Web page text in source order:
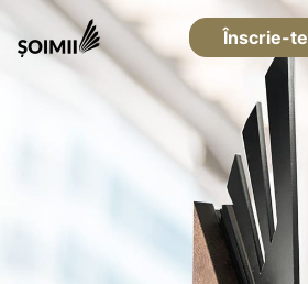
Înscrie-te